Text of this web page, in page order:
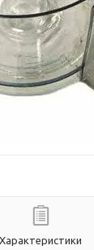
Характеристики